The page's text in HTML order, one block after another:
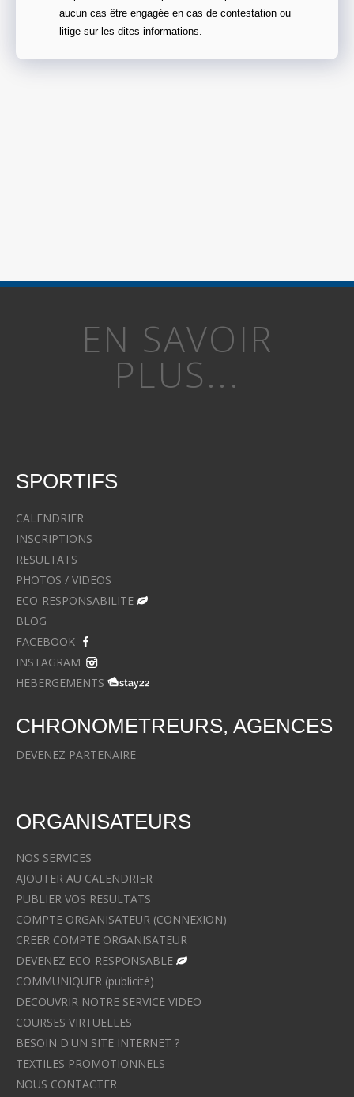
aucun cas être engagée en cas de contestation ou
litige sur les dites informations.
EN SAVOIR
PLUS...
SPORTIFS
CALENDRIER
INSCRIPTIONS
RESULTATS
PHOTOS / VIDEOS
ECO-RESPONSABILITE
BLOG
FACEBOOK
INSTAGRAM
HEBERGEMENTS
CHRONOMETREURS, AGENCES
DEVENEZ PARTENAIRE
ORGANISATEURS
NOS SERVICES
AJOUTER AU CALENDRIER
PUBLIER VOS RESULTATS
COMPTE ORGANISATEUR (CONNEXION)
CREER COMPTE ORGANISATEUR
DEVENEZ ECO-RESPONSABLE
COMMUNIQUER (publicité)
DECOUVRIR NOTRE SERVICE VIDEO
COURSES VIRTUELLES
BESOIN D'UN SITE INTERNET ?
TEXTILES PROMOTIONNELS
NOUS CONTACTER